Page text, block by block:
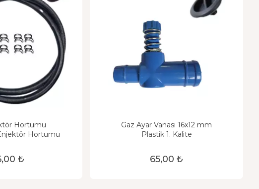
Hortumu
Hortumu
₺
Gaz Ayar Vanası 16x12 mm
Plastik 1. Kalite
65,00 ₺